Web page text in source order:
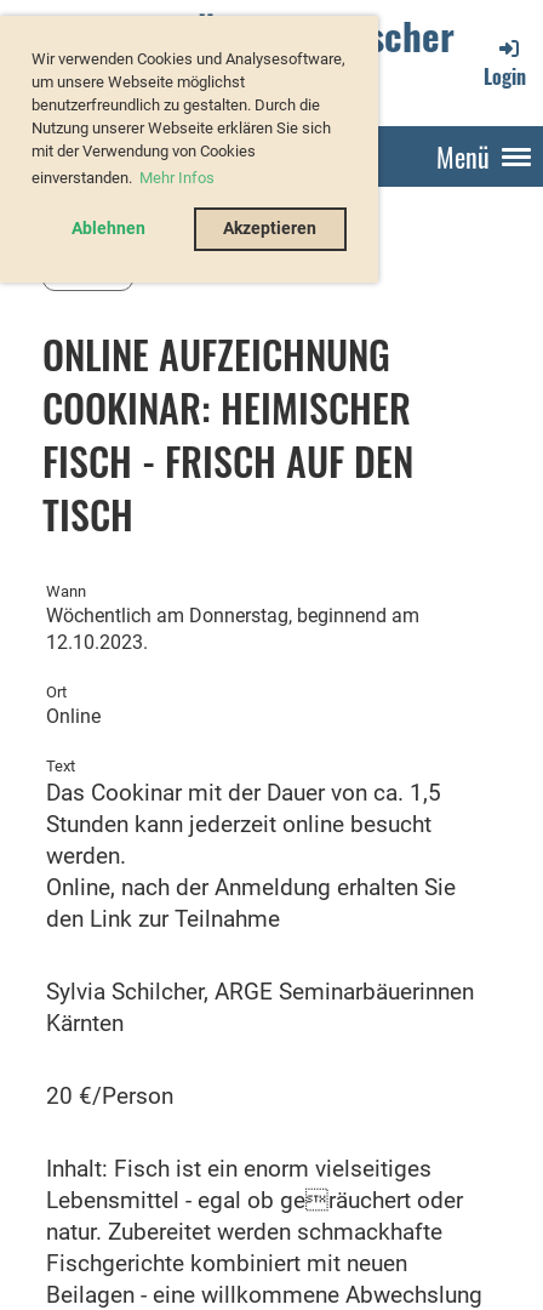
Wir verwenden Cookies und Analysesoftware,
um unsere Webseite möglichst
benutzerfreundlich zu gestalten. Durch die
Nutzung unserer Webseite erklären Sie sich
mit der Verwendung von Cookies
einverstanden. Mehr Infos
Ablehnen Akzeptieren
Verband Österreichischer
Forellenzüchter
Login
Menü
ONLINE AUFZEICHNUNG
COOKINAR: HEIMISCHER
FISCH - FRISCH AUF DEN
TISCH
Wann
Wöchentlich am Donnerstag, beginnend am
12.10.2023.
Ort
Online
Text
Das Cookinar mit der Dauer von ca. 1,5
Stunden kann jederzeit online besucht
werden.
Online, nach der Anmeldung erhalten Sie
den Link zur Teilnahme
Sylvia Schilcher, ARGE Seminarbäuerinnen
Kärnten
20 €/Person
Inhalt: Fisch ist ein enorm vielseitiges
Lebensmittel - egal ob geräuchert oder
natur. Zubereitet werden schmackhafte
Fischgerichte kombiniert mit neuen
Beilagen - eine willkommene Abwechslung